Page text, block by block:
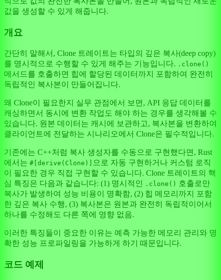
값을 생성할 수 있게 해줍니다.
개요
간단히 말해서, Clone 트레이트는 타입의 깊은 복사(deep copy)
를 명시적으로 수행할 수 있게 해주는 기능입니다. .clone()
메서드를 호출하면 힙에 할당된 데이터까지 포함하여 완전히
독립적인 복사본이 만들어집니다.
왜 Clone이 필요한지 실무 관점에서 보면, API 응답 데이터를
캐싱하면서 동시에 변환 작업도 해야 하는 경우를 생각해볼 수
있습니다. 원본 데이터는 캐시에 보관하고, 복사본을 변환하여
클라이언트에 전달하는 시나리오에서 Clone은 필수적입니다.
기존에는 C++처럼 복사 생성자를 수동으로 구현했다면, Rust
에서는 #[derive(Clone)]
으로 자동 구현하거나 커스텀 로직
이 필요한 경우 직접 구현할 수 있습니다. Clone 트레이트의 핵
심 특징은 다음과 같습니다: (1) 명시적인
.clone() 호출로만
복사가 발생하여 성능 비용이 명확함, (2) 힙 메모리까지 포함
한 깊은 복사 수행, (3) 복사본은 원본과 완전히 독립적이어서
하나를 수정해도 다른 쪽에 영향 없음.
이러한 특징들이 중요한 이유는 예측 가능한 메모리 관리와 명
확한 성능 프로파일링을 가능하게 하기 때문입니다.
코드 예제